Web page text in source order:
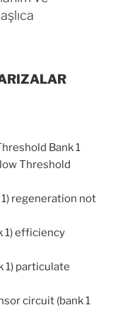
Bank 1
Threshold
regeneration not
1) efficiency
1) particulate
circuit (bank 1